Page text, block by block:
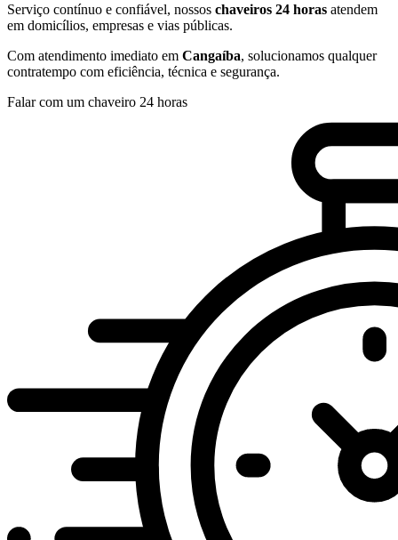
Serviço contínuo e confiável, nossos chaveiros 24 horas atendem
em domicílios, empresas e vias públicas.
Com atendimento imediato em Cangaíba, solucionamos qualquer
contratempo com eficiência, técnica e segurança.
Falar com um chaveiro 24 horas